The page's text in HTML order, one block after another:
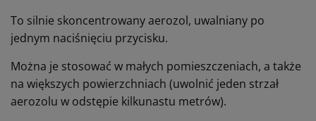
To silnie skoncentrowany aerozol, uwalniany po
jednym naciśnięciu przycisku.
Można je stosować w małych pomieszczeniach, a także
na większych powierzchniach (uwolnić jeden strzał
aerozolu w odstępie kilkunastu metrów).